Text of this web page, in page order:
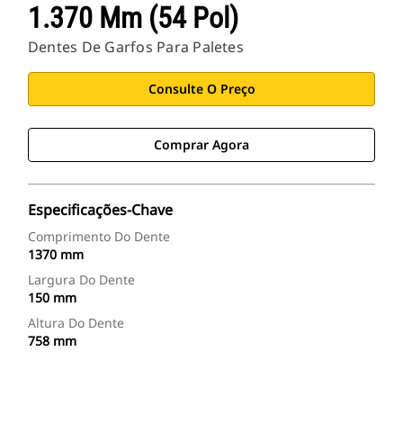
1.370 Mm (54 Pol)
Dentes De Garfos Para Paletes
Consulte O Preço
Comprar Agora
Especificações-Chave
Comprimento Do Dente
1370 mm
Largura Do Dente
150 mm
Altura Do Dente
758 mm